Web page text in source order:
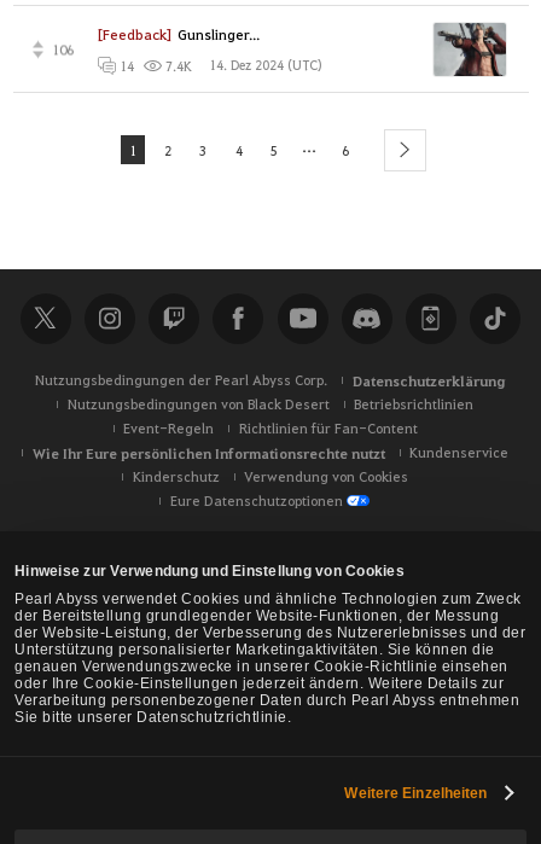
Hinweise zur Verwendung und Einstellung von Cookies
Pearl Abyss verwendet Cookies und ähnliche Technologien zum Zweck
der Bereitstellung grundlegender Website-Funktionen, der Messung
der Website-Leistung, der Verbesserung des Nutzererlebnisses und der
Unterstützung personalisierter Marketingaktivitäten. Sie können die
genauen Verwendungszwecke in unserer Cookie-Richtlinie einsehen
oder Ihre Cookie-Einstellungen jederzeit ändern. Weitere Details zur
Verarbeitung personenbezogener Daten durch Pearl Abyss entnehmen
Sie bitte unserer Datenschutzrichtlinie.
Weitere Einzelheiten
[Feedback] Gunslinger...
106
14 7.4K 14. Dez 2024 (UTC)
1 2 3 4 5 ... 6 next
Nutzungsbedingungen der Pearl Abyss Corp. Datenschutzerklärung
Nutzungsbedingungen von Black Desert
Betriebsrichtlinien
Event-Regeln
Richtlinien für Fan-Content
Wie Ihr Eure persönlichen Informationsrechte nutzt
Kundenservice
Kinderschutz
Verwendung von Cookies
Eure Datenschutzoptionen